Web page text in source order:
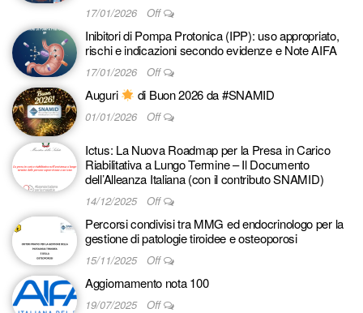
17/01/2026 Off
Inibitori di Pompa Protonica (IPP): uso appropriato,
rischi e indicazioni secondo evidenze e Note AIFA
17/01/2026 Off
Auguri di Buon 2026 da #SNAMID
01/01/2026 Off
Ictus: La Nuova Roadmap per la Presa in Carico
Riabilitativa a Lungo Termine – Il Documento
dell’Alleanza Italiana (con il contributo SNAMID)
14/12/2025 Off
Percorsi condivisi tra MMG ed endocrinologo per la
gestione di patologie tiroidee e osteoporosi
15/11/2025 Off
Aggiornamento nota 100
19/07/2025 Off